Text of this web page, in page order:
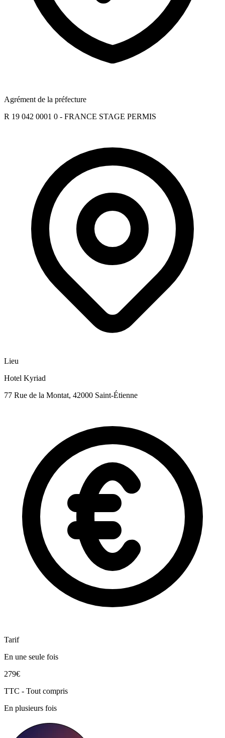
Agrément de la préfecture
R 19 042 0001 0 - FRANCE STAGE PERMIS
Lieu
Hotel Kyriad
77 Rue de la Montat, 42000 Saint-Étienne
Tarif
En une seule fois
279€
TTC - Tout compris
En plusieurs fois